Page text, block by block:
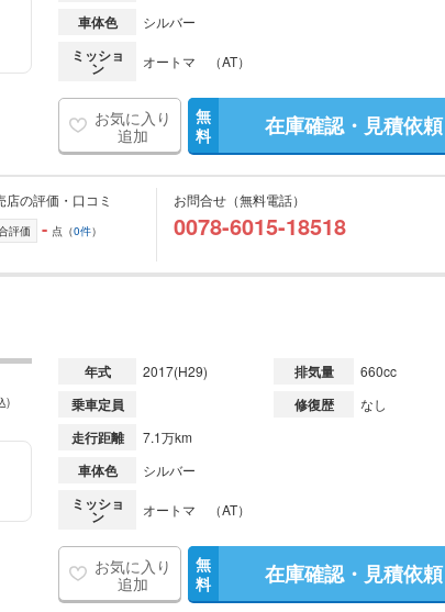
車体色 シルバー
ミッショ
ン オートマ （AT）
お気に入り
追加
無
料
在庫確認・見積依頼
店の評価・口コミ
評価 - 点（0件）
お問合せ（無料電話）
0078-6015-18518
)
年式 2017(H29) 排気量 660cc
乗車定員 修復歴 なし
走行距離 7.1万km
車体色 シルバー
ミッショ
ン オートマ （AT）
お気に入り
追加
無
料
在庫確認・見積依頼